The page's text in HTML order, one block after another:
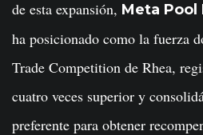
de esta expansión, Meta Pool
ha posicionado como la fuerza
Trade Competition de Rhea,
cuatro veces superior y
preferente para obtener